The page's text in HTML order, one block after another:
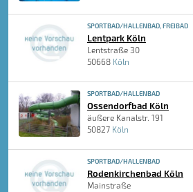
SPORTBAD/HALLENBAD, FREIBAD
Lentpark Köln
Lentstraße 30
50668 Köln
SPORTBAD/HALLENBAD
Ossendorfbad Köln
äußere Kanalstr. 191
50827 Köln
SPORTBAD/HALLENBAD
Rodenkirchenbad Köln
Mainstraße